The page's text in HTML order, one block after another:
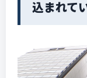
込まれて